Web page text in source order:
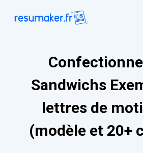
Sandwichs
lettres de
(modèle et 20+